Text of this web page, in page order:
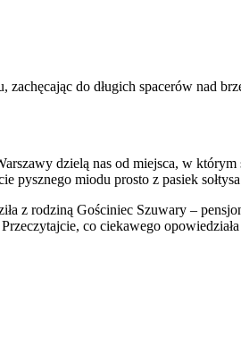
zachęcając do długich spacerów nad
dzielą nas od miejsca, w
pysznego miodu prosto z pasiek
z rodziną Gościniec Szuwary –
co ciekawego